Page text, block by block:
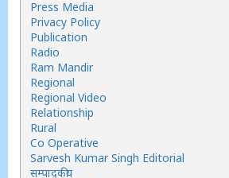
Press Media
Privacy Policy
Publication
Radio
Ram Mandir
Regional
Regional Video
Relationship
Rural
Co Operative
Sarvesh Kumar Singh Editorial
सम्पादकीय